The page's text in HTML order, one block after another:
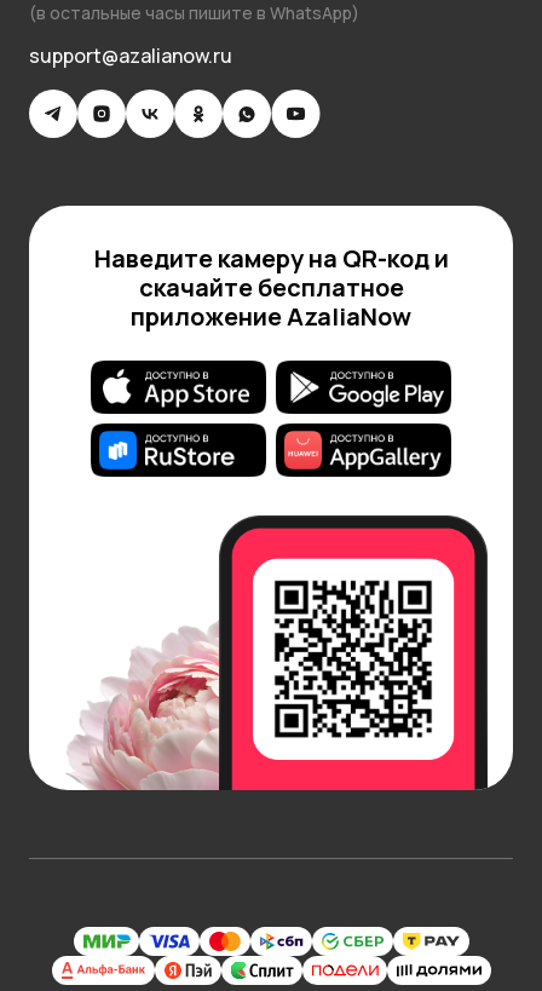
(в остальные часы пишите в WhatsApp)
support@azalianow.ru
Наведите камеру на QR-код и
скачайте бесплатное
приложение AzaliaNow